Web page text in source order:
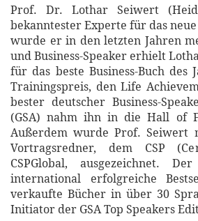
Prof. Dr. Lothar Seiwert
bekanntester Experte für das
wurde er in den letzten Jahren
und Business-Speaker erhielt
für das beste Business-Buch des
Trainingspreis, den Life
bester deutscher Business-
(GSA) nahm ihn in die Hall of
Außerdem wurde Prof. Seiwert
Vortragsredner, dem CSP
CSPGlobal, ausgezeichnet.
international erfolgreiche
verkaufte Bücher in über 30
Initiator der GSA Top Speakers